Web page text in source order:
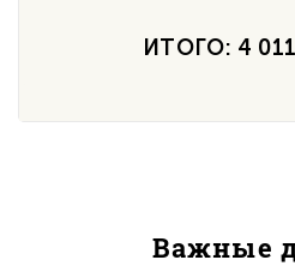
ИТОГО: 4
Важные